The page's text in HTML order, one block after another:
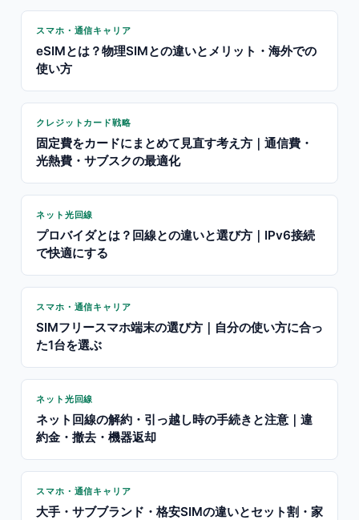
スマホ・通信キャリア
eSIMとは？物理SIMとの違いとメリット・海外での
使い方
クレジットカード戦略
固定費をカードにまとめて見直す考え方｜通信費・
光熱費・サブスクの最適化
ネット光回線
プロバイダとは？回線との違いと選び方｜IPv6接続
で快適にする
スマホ・通信キャリア
SIMフリースマホ端末の選び方｜自分の使い方に合っ
た1台を選ぶ
ネット光回線
ネット回線の解約・引っ越し時の手続きと注意｜違
約金・撤去・機器返却
スマホ・通信キャリア
大手・サブブランド・格安SIMの違いとセット割・家